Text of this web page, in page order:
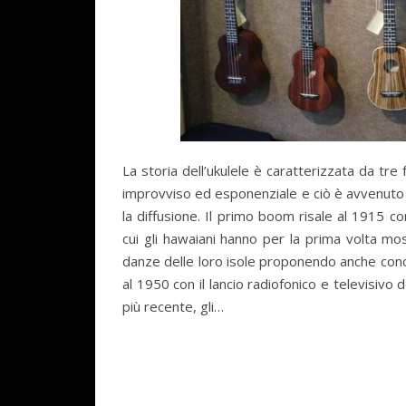
La storia dell’ukulele è caratterizzata da
improvviso ed esponenziale e ciò è
la diffusione. Il primo boom risale al 1915
cui gli hawaiani hanno per la prima volta
danze delle loro isole proponendo anche
al 1950 con il lancio radiofonico e televisivo
più recente, gli…